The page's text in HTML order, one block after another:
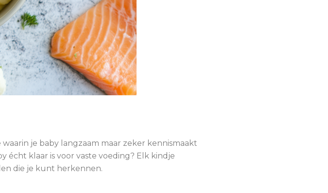
je baby langzaam maar zeker kennismaakt
écht klaar is voor vaste voeding? Elk kindje
die je kunt herkennen.